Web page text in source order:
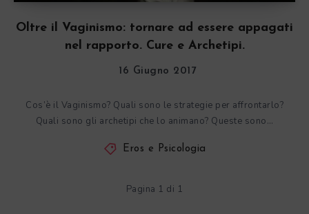
Oltre il Vaginismo: tornare ad essere appagati
nel rapporto. Cure e Archetipi.
16 Giugno 2017
Cos’è il Vaginismo? Quali sono le strategie per affrontarlo?
Quali sono gli archetipi che lo animano? Queste sono…
Eros e Psicologia
Pagina 1 di 1